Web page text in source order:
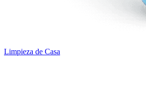
Limpieza de Casa